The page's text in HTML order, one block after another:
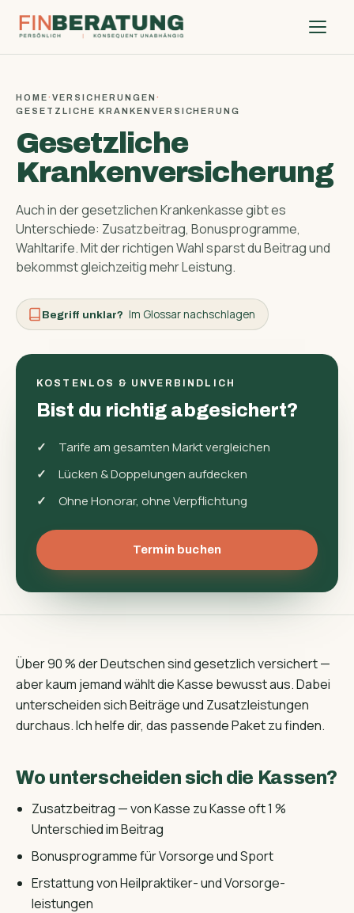
HOME· VERSICHERUNGEN ·
GESETZLICHE KRANKENVERSICHERUNG
Gesetzliche
Krankenversicherung
Auch in der gesetzlichen Krankenkasse gibt es
Unterschiede: Zusatz­beitrag, Bonus­programme,
Wahltarife. Mit der richtigen Wahl sparst du Beitrag und
bekommst gleichzeitig mehr Leistung.
Begriff unklar? Im Glossar nachschlagen
KOSTENLOS & UNVERBINDLICH
Bist du richtig abgesichert?
Tarife am gesamten Markt vergleichen
Lücken & Doppelungen aufdecken
Ohne Honorar, ohne Verpflichtung
Termin buchen
Über 90 % der Deutschen sind gesetzlich versichert —
aber kaum jemand wählt die Kasse bewusst aus. Dabei
unterscheiden sich Beiträge und Zusatz­leistungen
durchaus. Ich helfe dir, das passende Paket zu finden.
Wo unterscheiden sich die Kassen?
Zusatzbeitrag — von Kasse zu Kasse oft 1 %
Unterschied im Beitrag
Bonusprogramme für Vorsorge und Sport
Erstattung von Heilpraktiker- und Vorsorge­
leistungen